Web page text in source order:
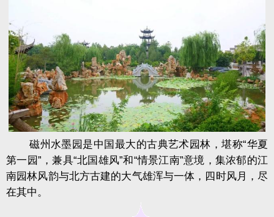
磁州水墨园是中国最大的古典艺术园林，堪称“华夏
第一园”，兼具“北国雄风”和“情景江南”意境，集浓郁的江
南园林风韵与北方古建的大气雄浑与一体，四时风月，尽
在其中。